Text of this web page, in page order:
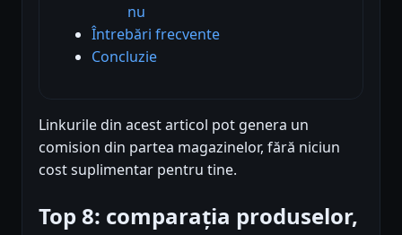
nu
Întrebări frecvente
Concluzie
Linkurile din acest articol pot genera un
comision din partea magazinelor, fără niciun
cost suplimentar pentru tine.
Top 8: comparația produselor,